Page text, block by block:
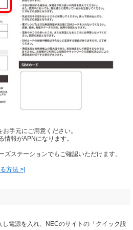
手元にご用意ください。
情報がAPNになります。
ステーションでもご確認いただけます。
方法 >]
電源を入れ、NECのサイトの「クイック設